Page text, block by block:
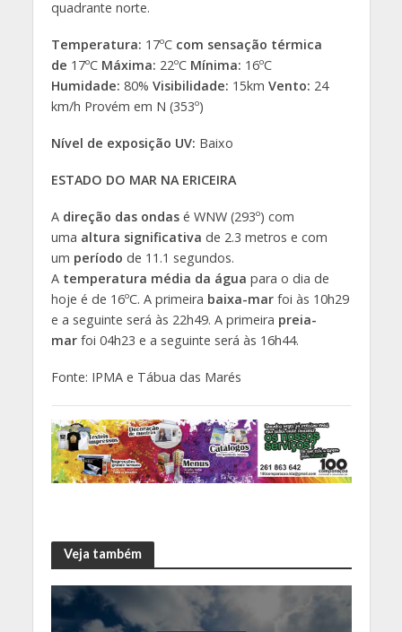
quadrante norte.
Temperatura: 17ºCcom sensação térmica
de 17ºC Máxima: 22ºC Mínima: 16ºC
Humidade: 80% Visibilidade: 15km Vento: 24
km/h Provém em N (353º)
Nível de exposição UV: Baixo
ESTADO DO MAR NA ERICEIRA
A direção das ondas é WNW (293º) com
uma altura significativa de 2.3 metros e com
um período de 11.1 segundos.
A temperatura média da água para o dia de
hoje é de 16ºC. A primeira baixa-mar foi às 10h29
e a seguinte será às 22h49. A primeira preia-
marfoi 04h23 e a seguinte será às 16h44.
Fonte: IPMA e Tábua das Marés
Veja também